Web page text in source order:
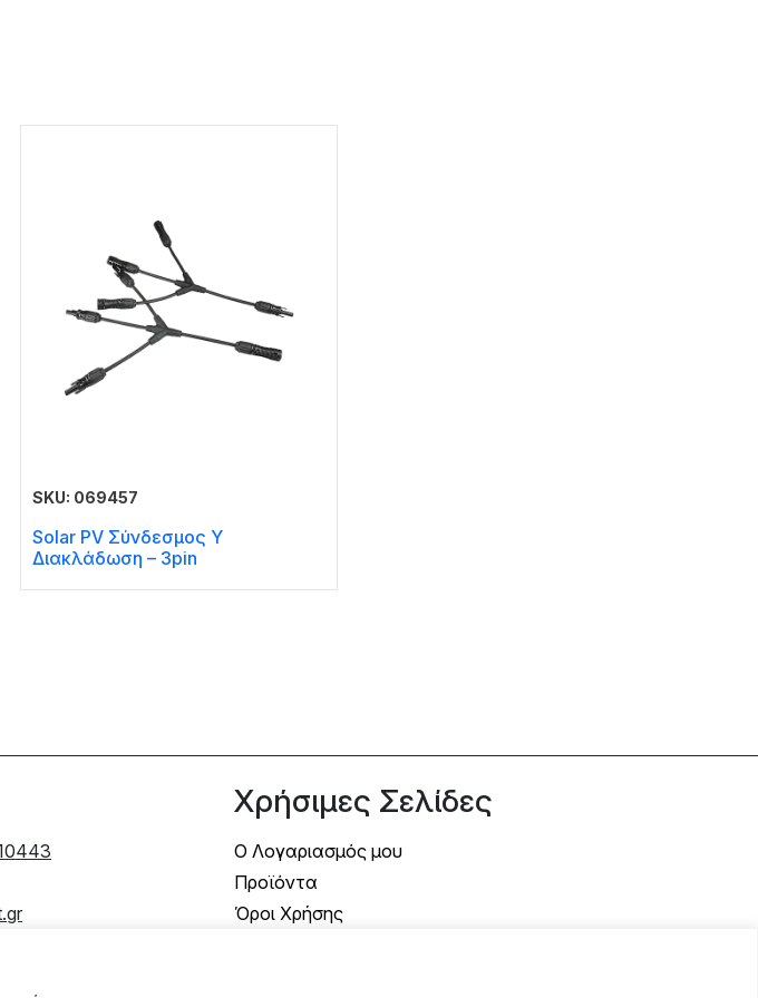
SKU: 069457
Solar PV Σύνδεσμος Y
Διακλάδωση – 3pin
Χρήσιμες Σελίδες
Ο Λογαριασμός μου
Προϊόντα
Όροι Χρήσης